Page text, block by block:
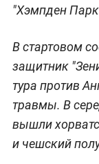
"Хэмпден
В стартовом
защитник
тура против
травмы. В
вышли
и чешский